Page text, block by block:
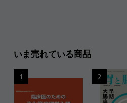
いま売れている商品
1 2